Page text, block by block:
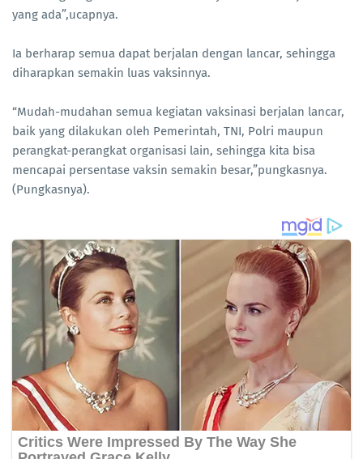
yang ada”,ucapnya.
Ia berharap semua dapat berjalan dengan lancar, sehingga
diharapkan semakin luas vaksinnya.
“Mudah-mudahan semua kegiatan vaksinasi berjalan lancar,
baik yang dilakukan oleh Pemerintah, TNI, Polri maupun
perangkat-perangkat organisasi lain, sehingga kita bisa
mencapai persentase vaksin semakin besar,”pungkasnya.
(Pungkasnya).